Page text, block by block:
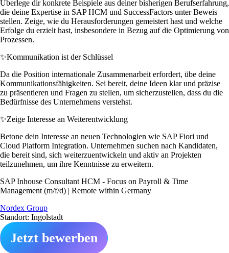
Überlege dir konkrete Beispiele aus deiner bisherigen Berufserfahrung,
die deine Expertise in SAP HCM und SuccessFactors unter Beweis
stellen. Zeige, wie du Herausforderungen gemeistert hast und welche
Erfolge du erzielt hast, insbesondere in Bezug auf die Optimierung von
Prozessen.
✨Kommunikation ist der Schlüssel
Da die Position internationale Zusammenarbeit erfordert, übe deine
Kommunikationsfähigkeiten. Sei bereit, deine Ideen klar und präzise
zu präsentieren und Fragen zu stellen, um sicherzustellen, dass du die
Bedürfnisse des Unternehmens verstehst.
✨Zeige Interesse an Weiterentwicklung
Betone dein Interesse an neuen Technologien wie SAP Fiori und
Cloud Platform Integration. Unternehmen suchen nach Kandidaten,
die bereit sind, sich weiterzuentwickeln und aktiv an Projekten
teilzunehmen, um ihre Kenntnisse zu erweitern.
SAP Inhouse Consultant HCM - Focus on Payroll & Time
Management (m/f/d) | Remote within Germany
Nordex Group
Standort: Ingolstadt
Jetzt bewerben